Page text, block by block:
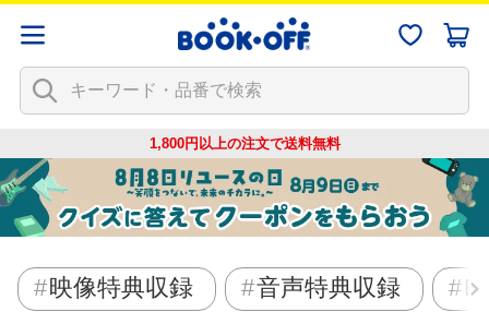
1,800円以上の注文で送料無料
映像特典収録 音声特典収録